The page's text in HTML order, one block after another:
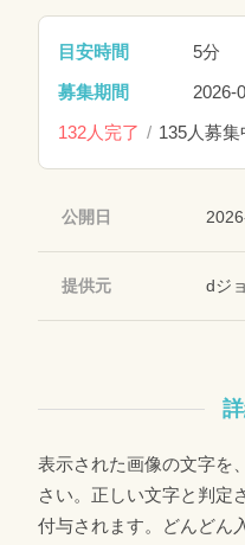
目安時間
5分
募集期間
2026-
132人完了
135人募集
公開日
提供元 dジ
表示された画像の文字を
さい。正しい文字と判定
付与されます。どんどん